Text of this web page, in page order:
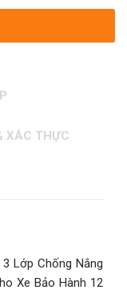
XÁC THỰC
3 Lớp Chống Nắng
Xe Bảo Hành 12